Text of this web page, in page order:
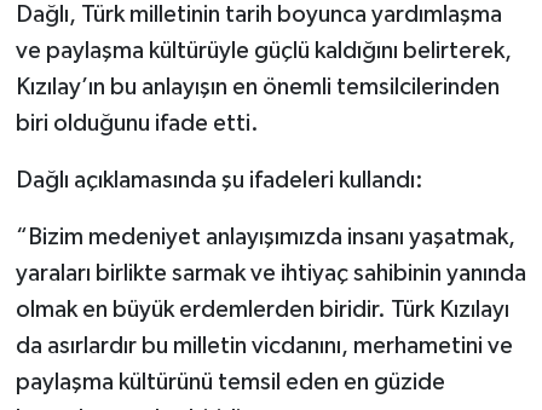
Dağlı, Türk milletinin tarih boyunca yardımlaşma
ve paylaşma kültürüyle güçlü kaldığını belirterek,
Kızılay’ın bu anlayışın en önemli temsilcilerinden
biri olduğunu ifade etti.
Dağlı açıklamasında şu ifadeleri kullandı:
“Bizim medeniyet anlayışımızda insanı yaşatmak,
yaraları birlikte sarmak ve ihtiyaç sahibinin yanında
olmak en büyük erdemlerden biridir. Türk Kızılayı
da asırlardır bu milletin vicdanını, merhametini ve
paylaşma kültürünü temsil eden en güzide